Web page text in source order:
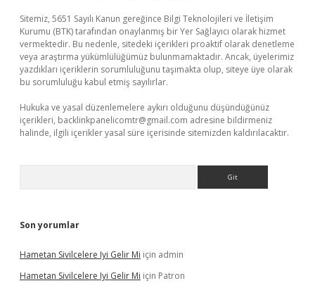
Sitemiz, 5651 Sayılı Kanun gereğince Bilgi Teknolojileri ve İletişim
Kurumu (BTK) tarafından onaylanmış bir Yer Sağlayıcı olarak hizmet
vermektedir. Bu nedenle, sitedeki içerikleri proaktif olarak denetleme
veya araştırma yükümlülüğümüz bulunmamaktadır. Ancak, üyelerimiz
yazdıkları içeriklerin sorumluluğunu taşımakta olup, siteye üye olarak
bu sorumluluğu kabul etmiş sayılırlar.
Hukuka ve yasal düzenlemelere aykırı olduğunu düşündüğünüz
içerikleri, backlinkpanelicomtr@gmail.com adresine bildirmeniz
halinde, ilgili içerikler yasal süre içerisinde sitemizden kaldırılacaktır.
Son yorumlar
Hametan Sivilcelere Iyi Gelir Mi için admin
Hametan Sivilcelere Iyi Gelir Mi için Patron